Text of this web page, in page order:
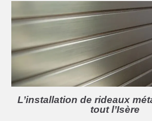
L’installation de rideaux
tout l’Isère